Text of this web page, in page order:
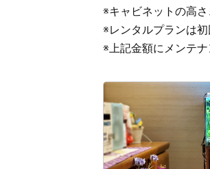
※キャビネットの高さ
※レンタルプランは
※上記金額にメンテ